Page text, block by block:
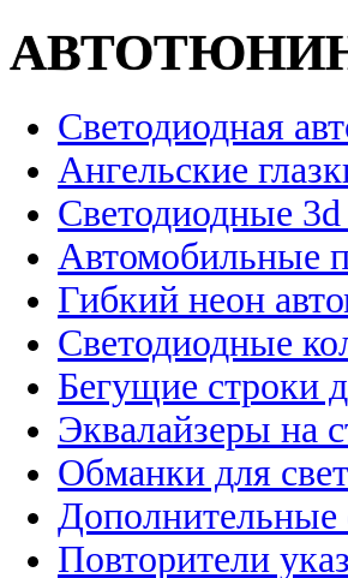
Светодиодная
Ангельские
Светодиодные
Автомобильные
Гибкий неон
Светодиодные
Бегущие строки
Эквалайзеры на
Обманки для
Дополнительные
Повторители